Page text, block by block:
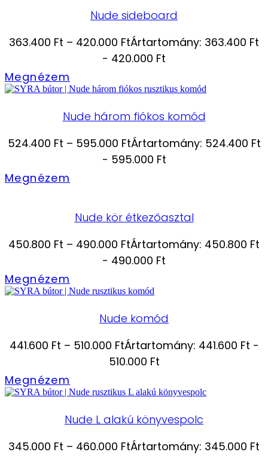
Nude sideboard
363.400 Ft – 420.000 FtÁrtartomány: 363.400 Ft
- 420.000 Ft
Megnézem
Nude három fiókos komód
524.400 Ft – 595.000 FtÁrtartomány: 524.400 Ft
- 595.000 Ft
Megnézem
Nude kör étkezőasztal
450.800 Ft – 490.000 FtÁrtartomány: 450.800 Ft
- 490.000 Ft
Megnézem
Nude komód
441.600 Ft – 510.000 FtÁrtartomány: 441.600 Ft -
510.000 Ft
Megnézem
Nude L alakú könyvespolc
345.000 Ft – 460.000 FtÁrtartomány: 345.000 Ft